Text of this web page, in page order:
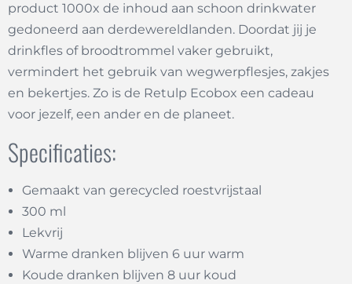
product 1000x de inhoud aan schoon drinkwater
gedoneerd aan derdewereldlanden. Doordat jij je
drinkfles of broodtrommel vaker gebruikt,
vermindert het gebruik van wegwerpflesjes, zakjes
en bekertjes. Zo is de Retulp Ecobox een cadeau
voor jezelf, een ander en de planeet.
Specificaties:
Gemaakt van gerecycled roestvrijstaal
300 ml
Lekvrij
Warme dranken blijven 6 uur warm
Koude dranken blijven 8 uur koud